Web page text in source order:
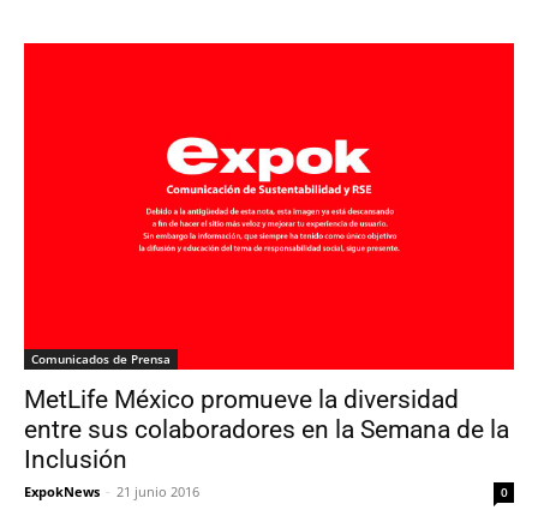
Comunicados de Prensa
MetLife México promueve la diversidad
entre sus colaboradores en la Semana de la
Inclusión
ExpokNews - 21 junio 2016 0